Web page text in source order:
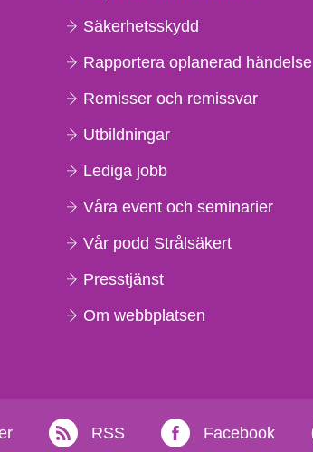
Säkerhetsskydd
Rapportera oplanerad händelse
Remisser och remissvar
Utbildningar
Lediga jobb
Våra event och seminarier
Vår podd Strålsäkert
Presstjänst
Om webbplatsen
RSS Facebook